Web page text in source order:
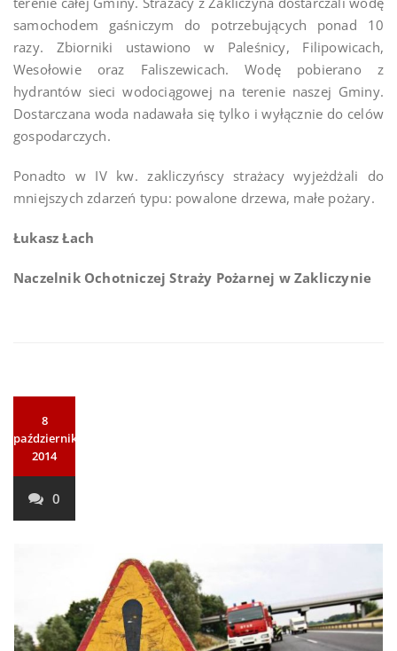
samochodem gaśniczym do potrzebujących ponad 10
razy. Zbiorniki ustawiono w Paleśnicy, Filipowicach,
Wesołowie oraz Faliszewicach. Wodę pobierano z
hydrantów sieci wodociągowej na terenie naszej Gminy.
Dostarczana woda nadawała się tylko i wyłącznie do celów
gospodarczych.
Ponadto w IV kw. zakliczyńscy strażacy wyjeżdżali do
mniejszych zdarzeń typu: powalone drzewa, małe pożary.
Łukasz Łach
Naczelnik Ochotniczej Straży Pożarnej w Zakliczynie
8
października
2014
0